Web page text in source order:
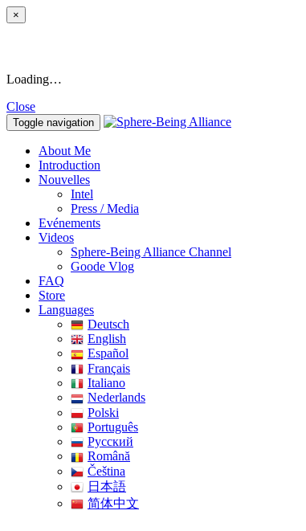
×
Loading…
Close
Toggle navigation
About Me
Introduction
Nouvelles
Intel
Press / Media
Evénements
Videos
Sphere-Being Alliance Channel
Goode Vlog
FAQ
Store
Languages
Deutsch
English
Español
Français
Italiano
Nederlands
Polski
Português
Pусский
Română
Čeština
日本語
简体中文